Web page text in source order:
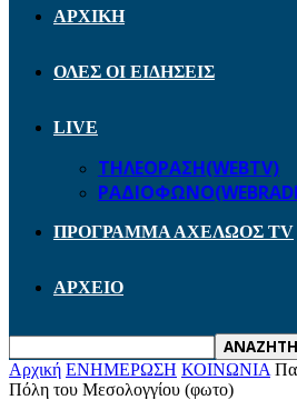
ΑΡΧΙΚΗ
ΟΛΕΣ ΟΙ ΕΙΔΗΣΕΙΣ
LIVE
ΤΗΛΕΟΡΑΣΗ(WEBTV)
ΠΡΟΓΡΑΜΜΑ ΑΧΕΛΩΟΣ TV
ΑΡΧΕΙΟ
Αρχική ΕΝΗΜΕΡΩΣΗ ΚΟΙΝΩΝΙΑ
Πόλη του Μεσολογγίου (φωτο)